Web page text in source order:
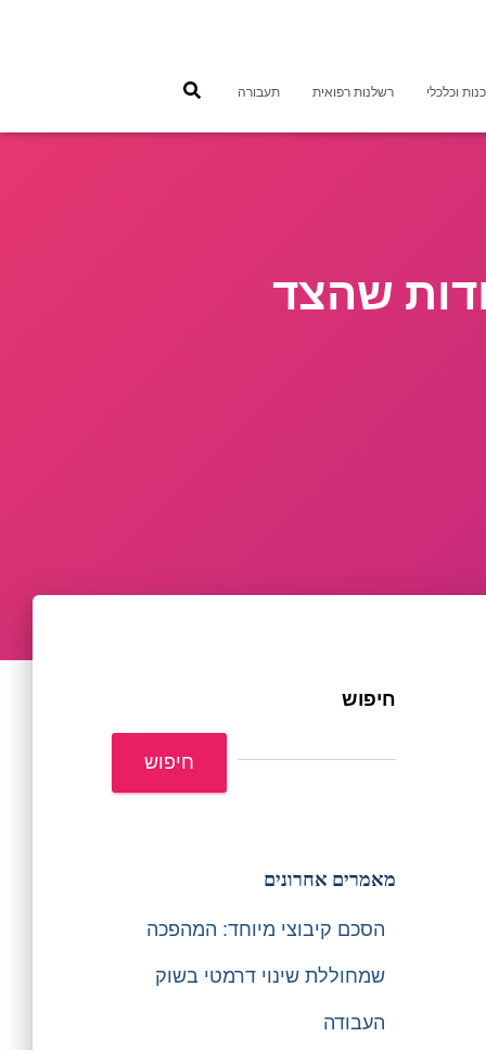
וכלכלי רשלנות רפואית תעבורה
שהצד
חיפוש
חיפוש
מאמרים אחרונים
הסכם קיבוצי מיוחד: המהפכה
שמחוללת שינוי דרמטי בשוק
העבודה